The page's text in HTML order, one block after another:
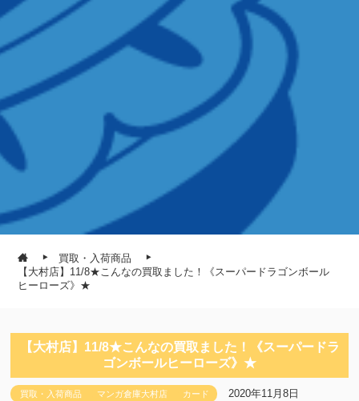
買取・入荷商品
【大村店】11/8★こんなの買取ました！《スーパードラゴンボール
ヒーローズ》★
【大村店】11/8★こんなの買取ました！《スーパードラ
ゴンボールヒーローズ》★
買取・入荷商品 マンガ倉庫大村店 カード 2020年11月8日